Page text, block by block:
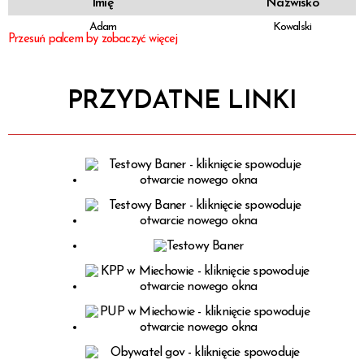
Imię Nazwisko
Adam Kowalski
PRZYDATNE LINKI